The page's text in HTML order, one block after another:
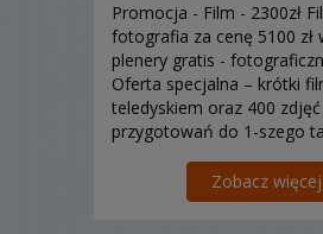
Promocja - Film - 2300zł
fotografia za cenę 5100 zł
plenery gratis -
Oferta specjalna – krótki
teledyskiem oraz 400
przygotowań do 1-szego
pasja, dlatego w tych
dniu Waszego życia
Zobacz więcej